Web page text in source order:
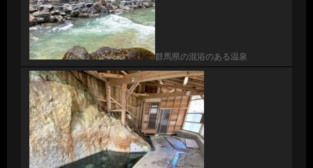
群馬県の混浴のある温泉